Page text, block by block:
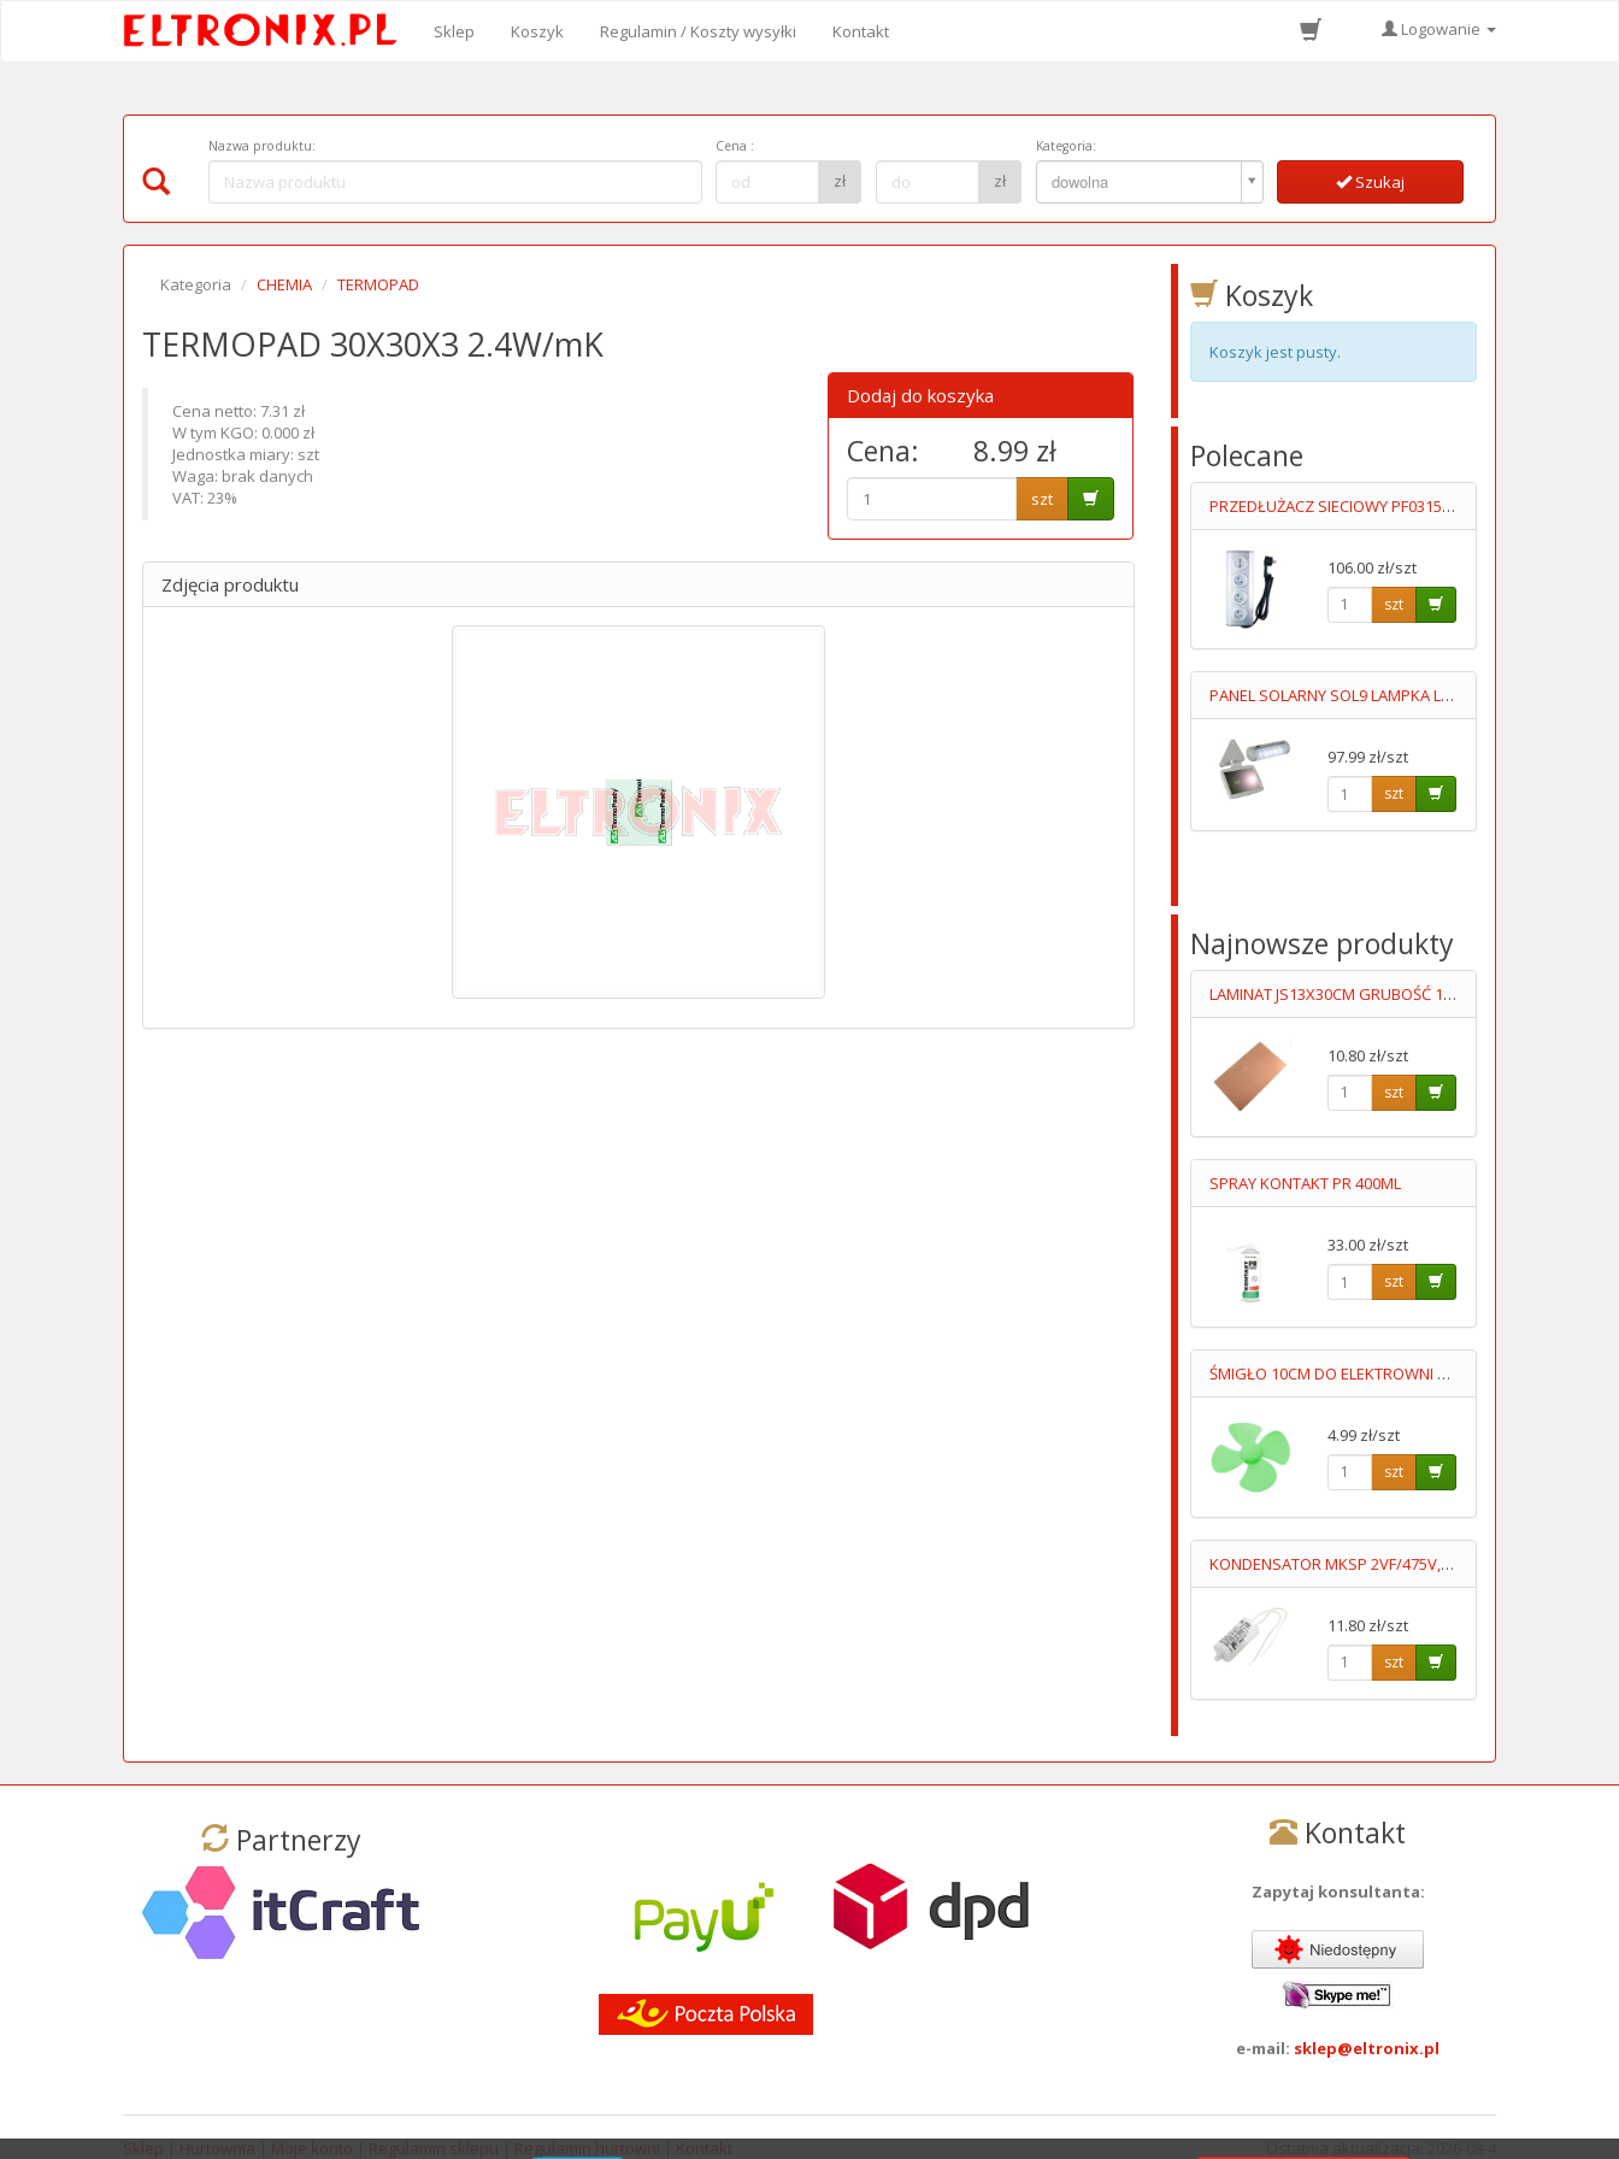
Sklep Koszyk Regulamin / Koszty wysyłki Kontakt Logowanie
Nazwa produktu: Cena od
:
zł
do:
zł
Kategoria:
dowolna
Kategoria:
Szukaj
Kategoria CHEMIA TERMOPAD
TERMOPAD 30X30X3 2.4W/mK
Cena netto: 7.31 zł
W tym KGO: 0.000 zł
Jednostka miary: szt
Waga: brak danych
VAT: 23%
Dodaj do koszyka
Cena: 8.99 zł
szt
Zdjęcia produktu
Koszyk
Koszyk jest pusty.
Polecane
PRZEDŁUŻACZ SIECIOWY PF0315U Z 2-MA GNIAZDAMI USB 1.5M
106.00 zł/szt
szt
PANEL SOLARNY SOL9 LAMPKA LED+OGNIWO
97.99 zł/szt
szt
Najnowsze produkty
LAMINAT JS13X30CM GRUBOŚĆ 1MM JEDNOSTRONNY
10.80 zł/szt
szt
SPRAY KONTAKT PR 400ML
33.00 zł/szt
szt
ŚMIGŁO 10CM DO ELEKTROWNI WIATROWEJ
4.99 zł/szt
szt
KONDENSATOR MKSP 2VF/475V,PRZEWODY DUCATI
11.80 zł/szt
szt
Partnerzy Kontakt
Zapytaj konsultanta:
e-mail: sklep@eltronix.pl
Sklep Hurtownia Moje konto Regulamin sklepu Regulamin hurtowni Kontakt